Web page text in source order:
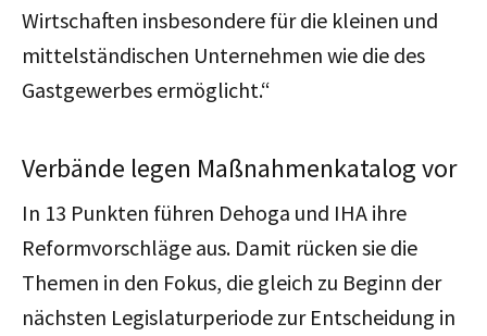
Wirtschaften insbesondere für die kleinen und
mittelständischen Unternehmen wie die des
Gastgewerbes ermöglicht.“
Verbände legen Maßnahmenkatalog vor
In 13 Punkten führen Dehoga und IHA ihre
Reformvorschläge aus. Damit rücken sie die
Themen in den Fokus, die gleich zu Beginn der
nächsten Legislaturperiode zur Entscheidung in